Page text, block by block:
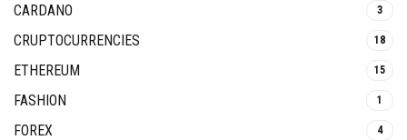
CARDANO 3
CRUPTOCURRENCIES 18
ETHEREUM 15
FASHION 1
FOREX 4